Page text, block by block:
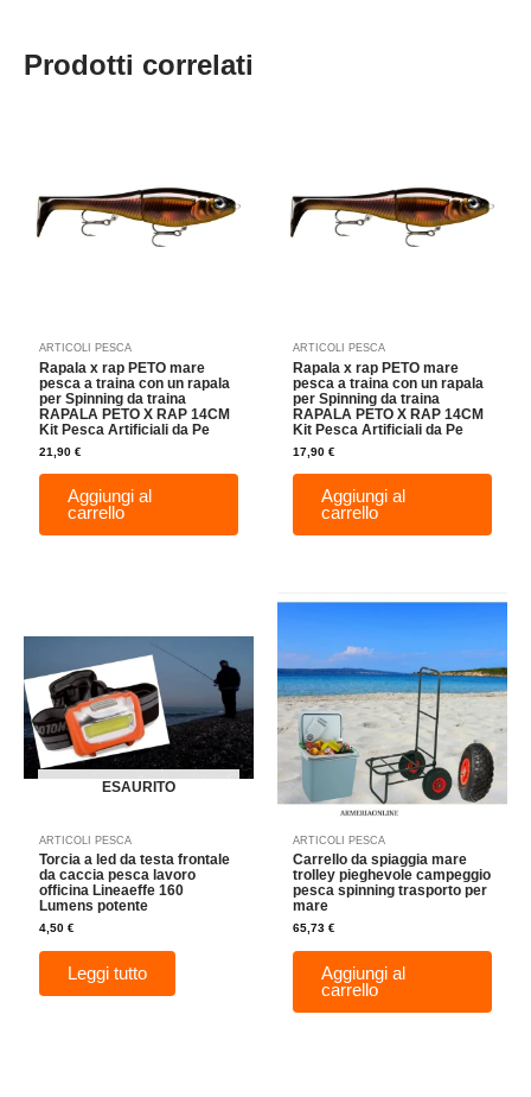
Prodotti correlati
ARTICOLI PESCA
Rapala x rap PETO mare
pesca a traina con un rapala
per Spinning da traina
RAPALA PETO X RAP 14CM
Kit Pesca Artificiali da Pe
21,90€
Aggiungi al
carrello
ARTICOLI PESCA
Rapala x rap PETO mare
pesca a traina con un rapala
per Spinning da traina
RAPALA PETO X RAP 14CM
Kit Pesca Artificiali da Pe
17,90€
Aggiungi al
carrello
ESAURITO
ARTICOLI PESCA
Torcia a led da testa frontale
da caccia pesca lavoro
officina Lineaeffe 160
Lumens potente
4,50€
Leggi tutto
ARTICOLI PESCA
Carrello da spiaggia mare
trolley pieghevole campeggio
pesca spinning trasporto per
mare
65,73€
Aggiungi al
carrello